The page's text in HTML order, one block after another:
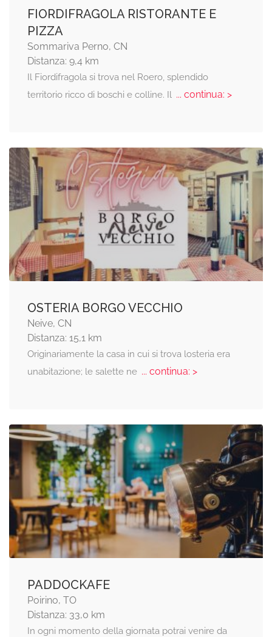
FIORDIFRAGOLA RISTORANTE E
PIZZA
Sommariva Perno, CN
Distanza: 9,4 km
Il Fiordifragola si trova nel Roero, splendido
territorio ricco di boschi e colline. Il... continua: >
OSTERIA BORGO VECCHIO
Neive, CN
Distanza: 15,1 km
Originariamente la casa in cui si trova losteria era
unabitazione; le salette ne... continua: >
PADDOCKAFE
Poirino, TO
Distanza: 33,0 km
In ogni momento della giornata potrai venire da